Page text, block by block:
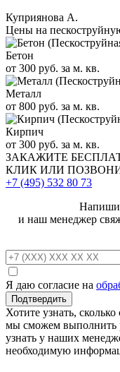
Куприянова А.
Цены на
Бетон
от 300 руб. за м. кв.
Металл
от 800 руб. за м. кв.
Кирпич
от 300 руб. за м. кв.
ЗАКАЖИТЕ
КЛИК ИЛИ
+7 (495) 532 80 73
и наш менеджер
Я даю согласие на
Хотите узнать,
мы сможем выполнить
узнать у наших
необходимую